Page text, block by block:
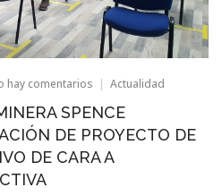
hay comentarios en
DE
MINERA
SPENCE
CONCLUYEN
Actualidad
SPENCE
DE PROYECTO DE
DE CARA A